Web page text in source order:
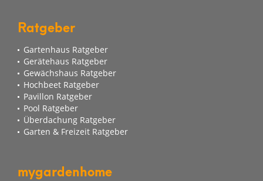
Ratgeber
Gartenhaus Ratgeber
Gerätehaus Ratgeber
Gewächshaus Ratgeber
Hochbeet Ratgeber
Pavillon Ratgeber
Pool Ratgeber
Überdachung Ratgeber
Garten & Freizeit Ratgeber
mygardenhome